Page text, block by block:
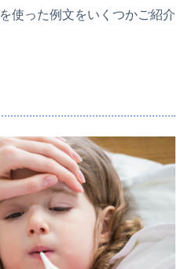
使った例文をいくつかご紹介